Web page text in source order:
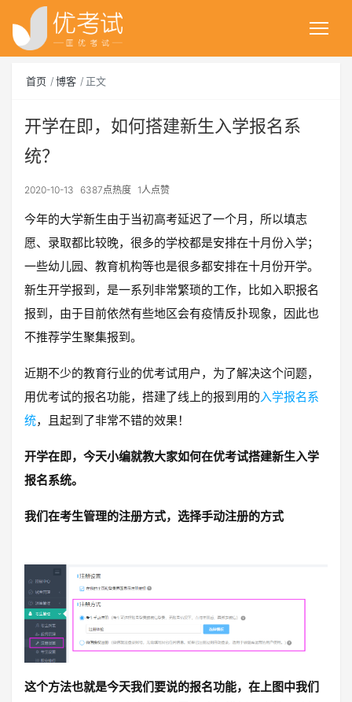
首页 博客 正文
开学在即，如何搭建新生入学报名系
统？
2020-10-13 6387点热度 1人点赞
今年的大学新生由于当初高考延迟了一个月，所以填志
愿、录取都比较晚，很多的学校都是安排在十月份入学；
一些幼儿园、教育机构等也是很多都安排在十月份开学。
新生开学报到，是一系列非常繁琐的工作，比如入职报名
报到，由于目前依然有些地区会有疫情反扑现象，因此也
不推荐学生聚集报到。
近期不少的教育行业的优考试用户，为了解决这个问题，
用优考试的报名功能，搭建了线上的报到用的入学报名系
统，且起到了非常不错的效果！
开学在即，今天小编就教大家如何在优考试搭建新生入学
报名系统。
我们在考生管理的注册方式，选择手动注册的方式
这个方法也就是今天我们要说的报名功能，在上图中我们